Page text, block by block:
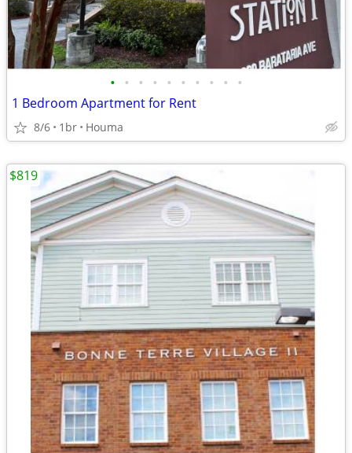
• • • • • • • • • •
1 Bedroom Apartment for Rent
8/6 1br Houma
$819